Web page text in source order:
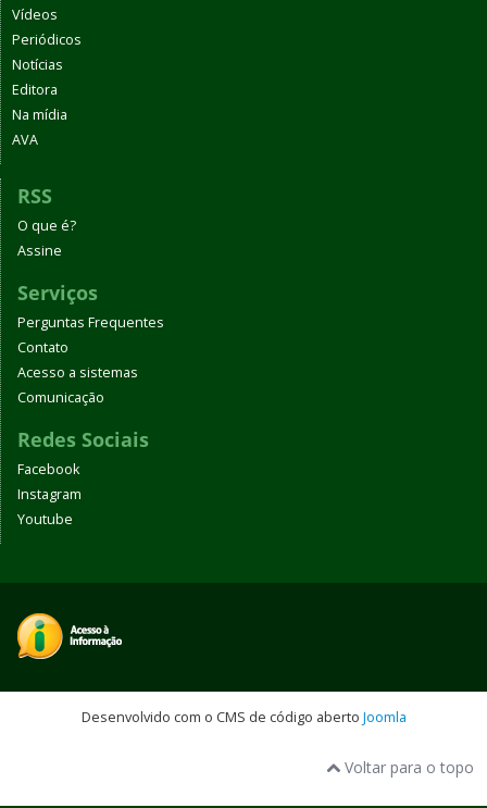
Vídeos
Periódicos
Notícias
Editora
Na mídia
AVA
RSS
O que é?
Assine
Serviços
Perguntas Frequentes
Contato
Acesso a sistemas
Comunicação
Redes Sociais
Facebook
Instagram
Youtube
Desenvolvido com o CMS de código aberto Joomla
Voltar para o topo